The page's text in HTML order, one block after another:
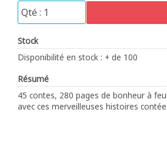
Stock
Disponibilité en stock : + de 100
Résumé
45 contes, 280 pages de bonheur à
avec ces merveilleuses histoires